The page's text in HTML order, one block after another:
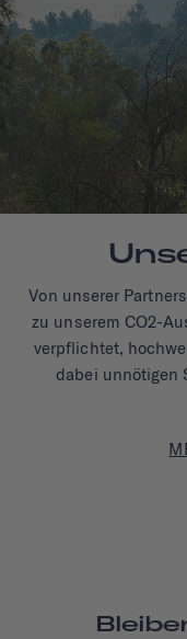
Von unserer
zu unserem CO2-
verpflichtet,
dabei unnötigen